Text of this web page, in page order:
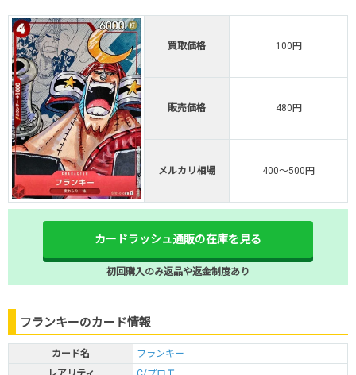
買取価格 100円
販売価格 480円
メルカリ相場 400～500円
カードラッシュ通販の在庫を見る
初回購入のみ返品や返金制度あり
フランキーのカード情報
カード名
フランキー